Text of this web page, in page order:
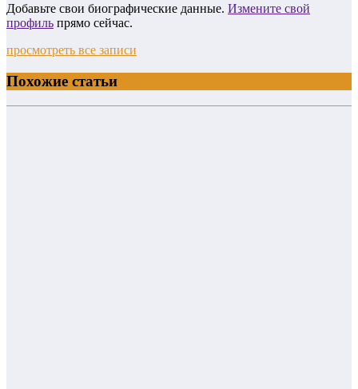
Добавьте свои биографические данные. Измените свой
профиль прямо сейчас.
просмотреть все записи
Похожие статьи